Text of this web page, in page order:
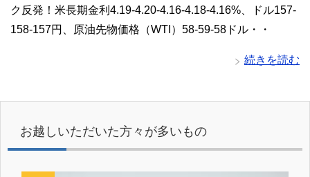
ク反発！米長期金利4.19-4.20-4.16-4.18-4.16%、ドル157-
158-157円、原油先物価格（WTI）58-59-58ドル・・
続きを読む
お越しいただいた方々が多いもの